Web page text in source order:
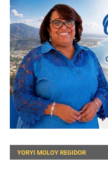
YORYI MOLOY REGIDOR